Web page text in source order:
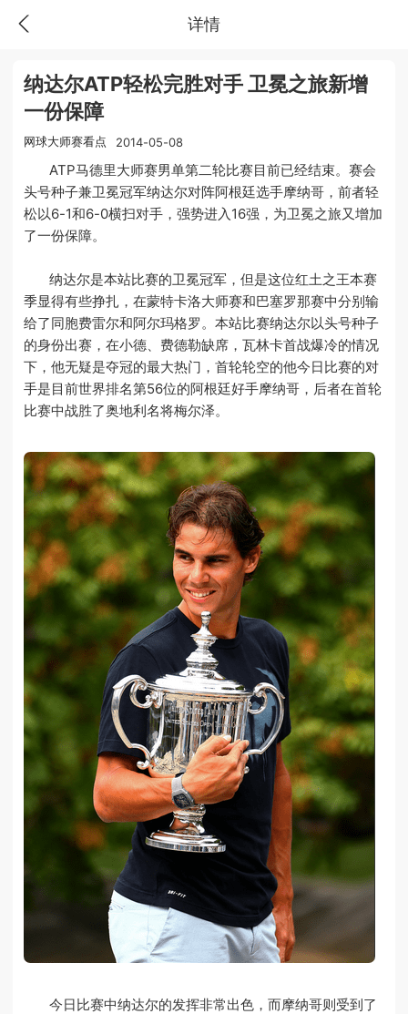
详情
纳达尔ATP轻松完胜对手 卫冕之旅新增
一份保障
网球大师赛看点 2014-05-08
ATP马德里大师赛男单第二轮比赛目前已经结束。赛会
头号种子兼卫冕冠军纳达尔对阵阿根廷选手摩纳哥，前者轻
松以6-1和6-0横扫对手，强势进入16强，为卫冕之旅又增加
了一份保障。
纳达尔是本站比赛的卫冕冠军，但是这位红土之王本赛
季显得有些挣扎，在蒙特卡洛大师赛和巴塞罗那赛中分别输
给了同胞费雷尔和阿尔玛格罗。本站比赛纳达尔以头号种子
的身份出赛，在小德、费德勒缺席，瓦林卡首战爆冷的情况
下，他无疑是夺冠的最大热门，首轮轮空的他今日比赛的对
手是目前世界排名第56位的阿根廷好手摩纳哥，后者在首轮
比赛中战胜了奥地利名将梅尔泽。
今日比赛中纳达尔的发挥非常出色，而摩纳哥则受到了